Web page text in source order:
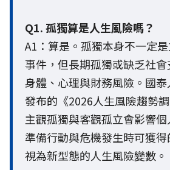
Q1. 孤獨算是人生風險嗎？
A1：算是。孤獨本身不一定
事件，但長期孤獨或缺乏社
身體、心理與財務風險。國泰
發布的《2026人生風險趨勢
主觀孤獨與客觀孤立會影響個
準備行動與危機發生時可獲
視為新型態的人生風險變數。